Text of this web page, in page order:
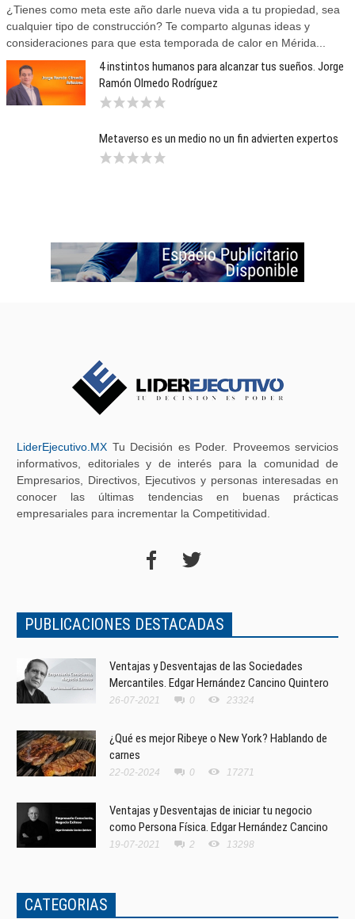
¿Tienes como meta este año darle nueva vida a tu propiedad, sea
cualquier tipo de construcción? Te comparto algunas ideas y
consideraciones para que esta temporada de calor en Mérida...
4 instintos humanos para alcanzar tus sueños. Jorge
Ramón Olmedo Rodríguez
Metaverso es un medio no un fin advierten expertos
LiderEjecutivo.MX Tu Decisión es Poder. Proveemos servicios
informativos, editoriales y de interés para la comunidad de
Empresarios, Directivos, Ejecutivos y personas interesadas en
conocer las últimas tendencias en buenas prácticas
empresariales para incrementar la Competitividad.
PUBLICACIONES DESTACADAS
Ventajas y Desventajas de las Sociedades
Mercantiles. Edgar Hernández Cancino Quintero
26-07-2021 0 23324
¿Qué es mejor Ribeye o New York? Hablando de
carnes
22-02-2024 0 17271
Ventajas y Desventajas de iniciar tu negocio
como Persona Física. Edgar Hernández Cancino
19-07-2021 2 13298
CATEGORIAS